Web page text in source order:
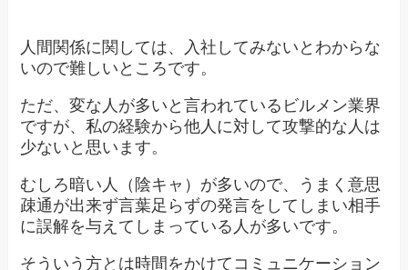
人間関係に関しては、入社してみないとわからな
いので難しいところです。
ただ、変な人が多いと言われているビルメン業界
ですが、私の経験から他人に対して攻撃的な人は
少ないと思います。
むしろ暗い人（陰キャ）が多いので、うまく意思
疎通が出来ず言葉足らずの発言をしてしまい相手
に誤解を与えてしまっている人が多いです。
そういう方とは時間をかけてコミュニケーション